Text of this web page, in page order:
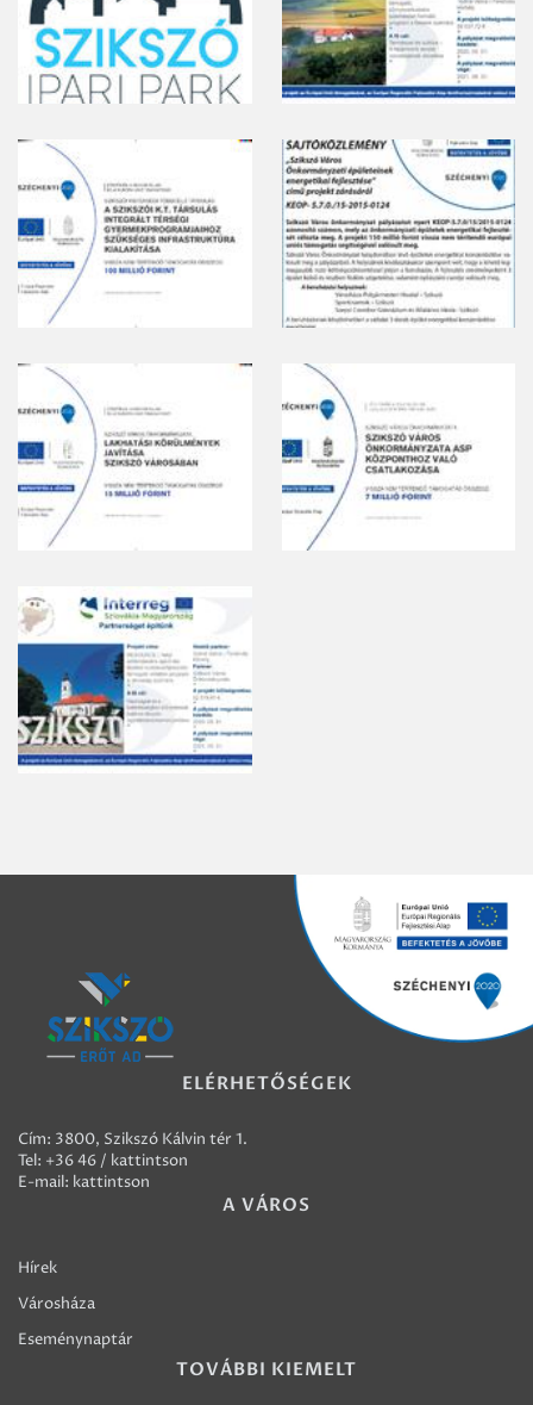
ELÉRHETŐSÉGEK
Cím: 3800, Szikszó Kálvin tér 1.
Tel: +36 46 / kattintson
E-mail: kattintson
A VÁROS
Hírek
Városháza
Eseménynaptár
TOVÁBBI KIEMELT